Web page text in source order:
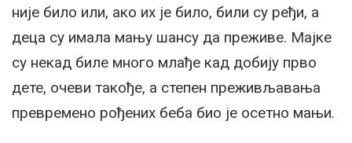
није било или, ако их је било, били су ређи, а
деца су имала мању шансу да преживе. Мајке
су некад биле много млађе кад добију прво
дете, очеви такође, а степен преживљавања
превремено рођених беба био је осетно мањи.